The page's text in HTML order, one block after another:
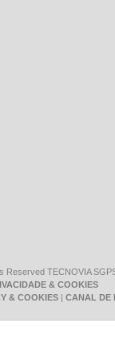
Reserved TECNOVIA
& COOKIES
& COOKIES | CANAL DE